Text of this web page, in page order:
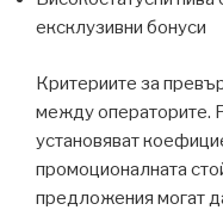
ексклузивни бонуси
Критериите за
между операторите.
установяват
промоционалната
предложения могат